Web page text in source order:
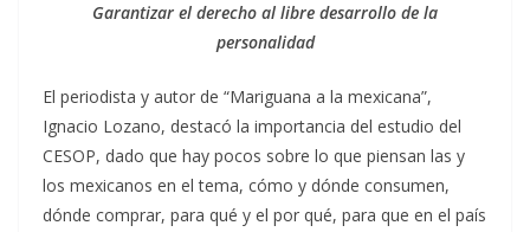
Garantizar el derecho al libre desarrollo de la
personalidad
El periodista y autor de “Mariguana a la mexicana”,
Ignacio Lozano, destacó la importancia del estudio del
CESOP, dado que hay pocos sobre lo que piensan las y
los mexicanos en el tema, cómo y dónde consumen,
dónde comprar, para qué y el por qué, para que en el país